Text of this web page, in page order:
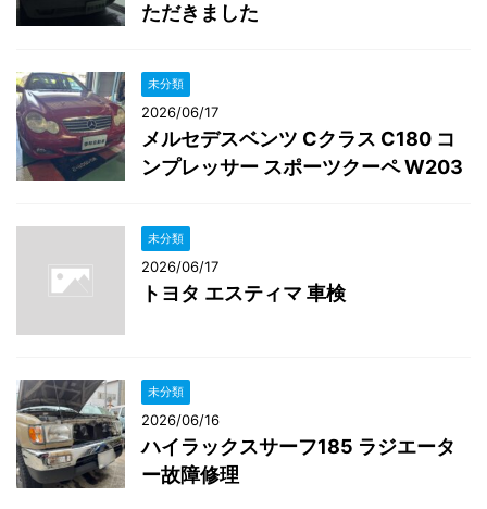
ただきました
未分類
2026/06/17
メルセデスベンツ Cクラス C180 コ
ンプレッサー スポーツクーペ W203
未分類
2026/06/17
トヨタ エスティマ 車検
未分類
2026/06/16
ハイラックスサーフ185 ラジエータ
ー故障修理